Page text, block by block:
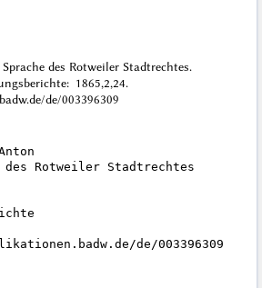
des Rotweiler Stadtrechtes.
1865,2,24.
de/003396309
des Rotweiler Stadtrechtes
de/003396309